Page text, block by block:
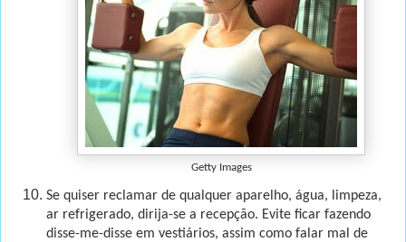
Getty Images
Se quiser reclamar de qualquer aparelho, água, limpeza,
ar refrigerado, dirija-se a recepção. Evite ficar fazendo
disse-me-disse em vestiários, assim como falar mal de